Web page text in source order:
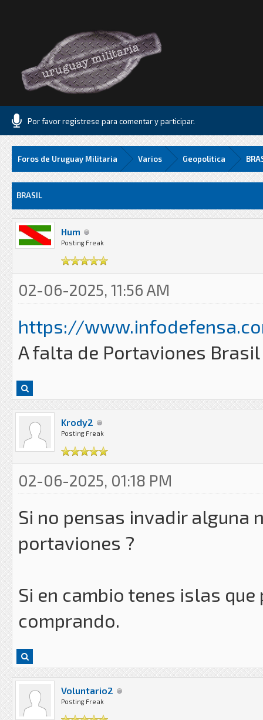
Por favor registrese para comentar y participar.
Foros de Uruguay Militaria Varios Geopolitica
BRASIL
Hum
Posting Freak
02-06-2025, 11:56 AM
https://
A falta de Portaviones
Krody2
Posting Freak
02-06-2025, 01:18 PM
Si no pensas invadir alguna
portaviones ?
Si en cambio tenes islas
comprando.
Voluntario2
Posting Freak